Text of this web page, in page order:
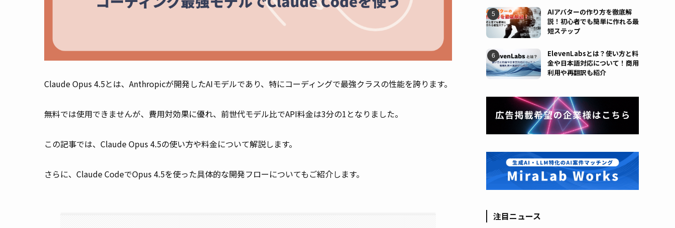
Claude Opus 4.5とは、Anthropicが開発したAIモデルであり、特にコーディングで最強クラスの性能を誇ります。
無料では使用できませんが、費用対効果に優れ、前世代モデル比でAPI料金は3分の1となりました。
この記事では、Claude Opus 4.5の使い方や料金について解説します。
さらに、Claude CodeでOpus 4.5を使った具体的な開発フローについてもご紹介します。
AIアバターの作り方を徹底解
説！初心者でも簡単に作れる最
短ステップ
ElevenLabsとは？使い方と料
金や日本語対応について！商用
利用や再翻訳も紹介
注目ニュース